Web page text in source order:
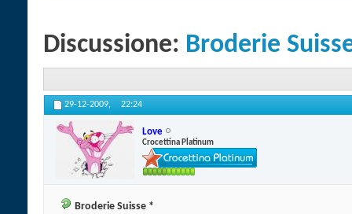
Discussione: Broderie
29-12-2009, 22:24
Love
Crocettina Platinum
Broderie Suisse *